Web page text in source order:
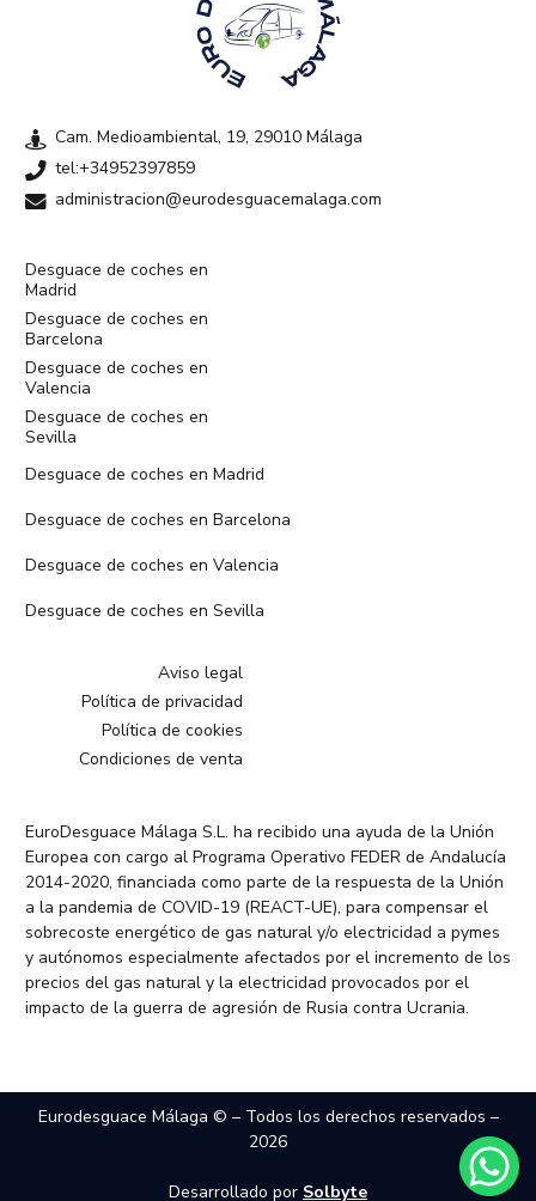
Cam. Medioambiental, 19, 29010 Málaga
tel:+34952397859
administracion@eurodesguacemalaga.com
Desguace de coches en
Madrid
Desguace de coches en
Barcelona
Desguace de coches en
Valencia
Desguace de coches en
Sevilla
Desguace de coches en Madrid
Desguace de coches en Barcelona
Desguace de coches en Valencia
Desguace de coches en Sevilla
Aviso legal
Política de privacidad
Política de cookies
Condiciones de venta
EuroDesguace Málaga S.L. ha recibido una ayuda de la Unión
Europea con cargo al Programa Operativo FEDER de Andalucía
2014-2020, financiada como parte de la respuesta de la Unión
a la pandemia de COVID-19 (REACT-UE), para compensar el
sobrecoste energético de gas natural y/o electricidad a pymes
y autónomos especialmente afectados por el incremento de los
precios del gas natural y la electricidad provocados por el
impacto de la guerra de agresión de Rusia contra Ucrania.
Eurodesguace Málaga © – Todos los derechos reservados –
2026
Desarrollado por Solbyte